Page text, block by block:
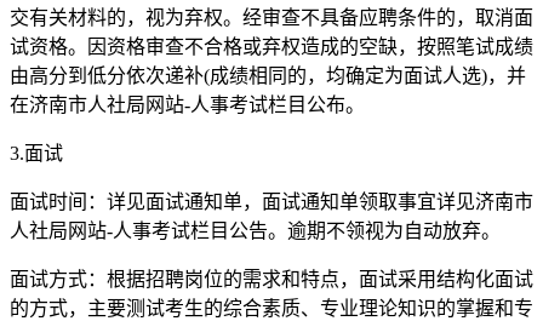
交有关材料的，视为弃权。经审查不具备应聘条件的，取消面
试资格。因资格审查不合格或弃权造成的空缺，按照笔试成绩
由高分到低分依次递补(成绩相同的，均确定为面试人选)，并
在济南市人社局网站-人事考试栏目公布。
3.面试
面试时间：详见面试通知单，面试通知单领取事宜详见济南市
人社局网站-人事考试栏目公告。逾期不领视为自动放弃。
面试方式：根据招聘岗位的需求和特点，面试采用结构化面试
的方式，主要测试考生的综合素质、专业理论知识的掌握和专